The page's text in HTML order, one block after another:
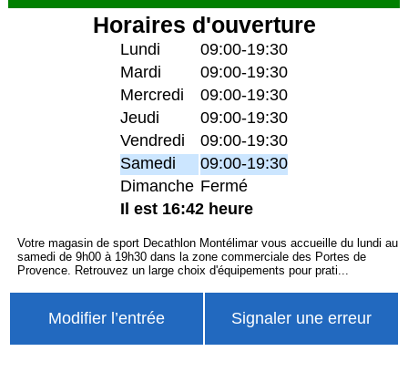
Horaires d'ouverture
Lundi
09:00-19:30
Mardi
09:00-19:30
Mercredi
09:00-19:30
Jeudi
09:00-19:30
Vendredi
09:00-19:30
Samedi
09:00-19:30
Dimanche Fermé
Il est 16:42 heure
Votre magasin de sport Decathlon Montélimar vous accueille du lundi au
samedi de 9h00 à 19h30 dans la zone commerciale des Portes de
Provence. Retrouvez un large choix d'équipements pour prati...
Modifier l’entrée Signaler une erreur